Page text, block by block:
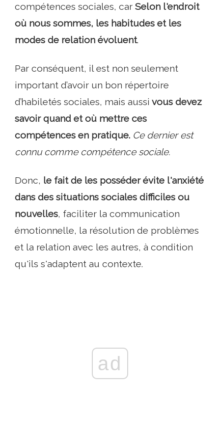
compétences sociales, car Selon l'endroit
où nous sommes, les habitudes et les
modes de relation évoluent.
Par conséquent, il est non seulement
important d’avoir un bon répertoire
d’habiletés sociales, mais aussi vous devez
savoir quand et où mettre ces
compétences en pratique. Ce dernier est
connu comme compétence sociale.
Donc, le fait de les posséder évite l'anxiété
dans des situations sociales difficiles ou
nouvelles, faciliter la communication
émotionnelle, la résolution de problèmes
et la relation avec les autres, à condition
qu'ils s'adaptent au contexte.
ad